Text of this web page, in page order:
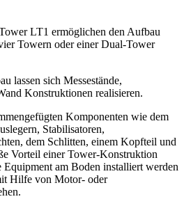
LT1 ermöglichen den Aufbau
Towern oder einer Dual-Tower
lassen sich Messestände,
Konstruktionen realisieren.
Komponenten wie dem
Stabilisatoren,
dem Schlitten, einem Kopfteil und
Vorteil einer Tower-Konstruktion
Equipment am Boden installiert werden
Hilfe von Motor- oder